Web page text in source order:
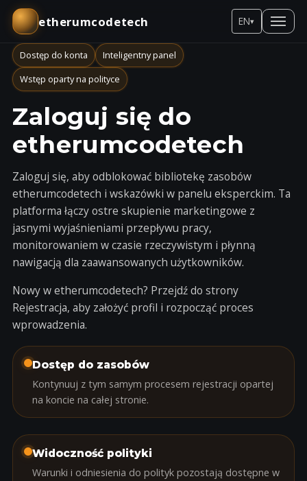
etherumcodetech EN▾
Dostęp do konta
Inteligentny panel
Wstęp oparty na polityce
Zaloguj się do
etherumcodetech
Zaloguj się, aby odblokować bibliotekę zasobów
etherumcodetech i wskazówki w panelu eksperckim. Ta
platforma łączy ostre skupienie marketingowe z
jasnymi wyjaśnieniami przepływu pracy,
monitorowaniem w czasie rzeczywistym i płynną
nawigacją dla zaawansowanych użytkowników.
Nowy w etherumcodetech? Przejdź do strony
Rejestracja, aby założyć profil i rozpocząć proces
wprowadzenia.
Dostęp do zasobów
Kontynuuj z tym samym procesem rejestracji opartej
na koncie na całej stronie.
Widoczność polityki
Warunki i odniesienia do polityk pozostają dostępne w